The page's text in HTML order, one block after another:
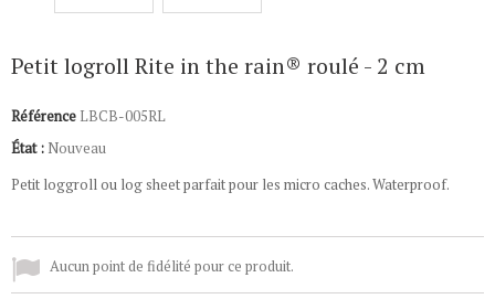
Petit logroll Rite in the rain® roulé - 2 cm
Référence LBCB-005RL
État : Nouveau
Petit loggroll ou log sheet parfait pour les micro caches. Waterproof.
Aucun point de fidélité pour ce produit.